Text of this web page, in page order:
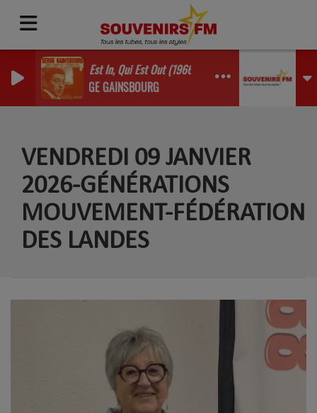
Qui Est In, Qui Est Out (1966)
SERGE GAINSBOURG
VENDREDI 09 JANVIER
2026-GÉNÉRATIONS
MOUVEMENT-FÉDÉRATION
DES LANDES